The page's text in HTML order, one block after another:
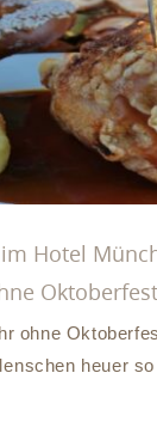
im
Umland
Hotel
ohne
heuer